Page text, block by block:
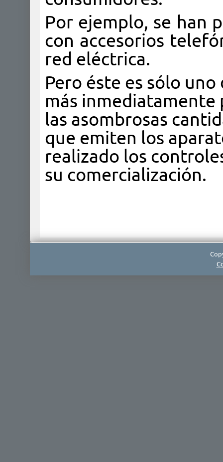
Por ejemplo, se han
con accesorios
red eléctrica.
Pero éste es sólo
más inmediatamente
las asombrosas
que emiten los
realizado los
su comercialización.